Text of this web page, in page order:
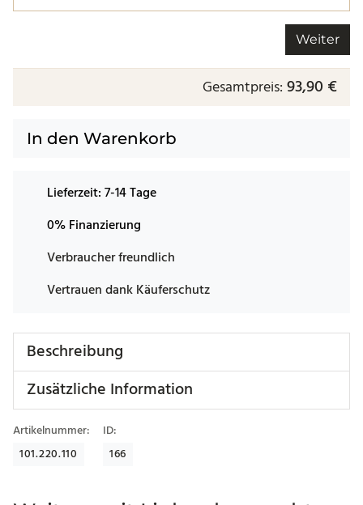
Weiter
Gesamtpreis: 93,90 €
In den Warenkorb
Lieferzeit:7-14 Tage
0% Finanzierung
Verbraucher freundlich
Vertrauen dank Käuferschutz
Beschreibung
Zusätzliche Information
Artikelnummer:
101.220.110
ID:
166